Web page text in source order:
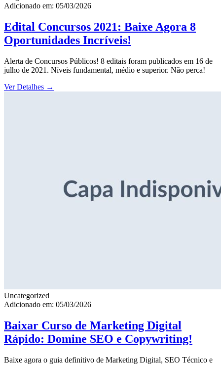
Adicionado em: 05/03/2026
Edital Concursos 2021: Baixe Agora 8
Oportunidades Incríveis!
Alerta de Concursos Públicos! 8 editais foram publicados em 16 de
julho de 2021. Níveis fundamental, médio e superior. Não perca!
Ver Detalhes →
Uncategorized
Adicionado em: 05/03/2026
Baixar Curso de Marketing Digital
Rápido: Domine SEO e Copywriting!
Baixe agora o guia definitivo de Marketing Digital, SEO Técnico e